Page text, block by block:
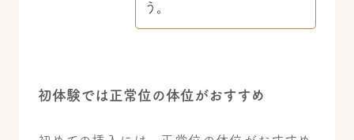
う。
初体験では正常位の体位がおすすめ